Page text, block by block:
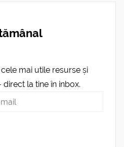
mai utile resurse și
la tine în inbox.